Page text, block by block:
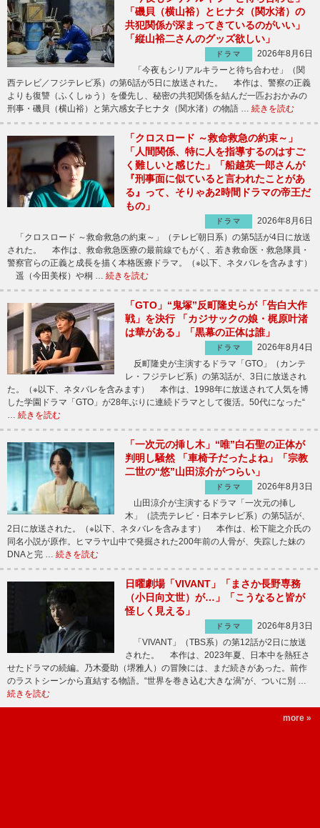
「磯貝（横山裕）とヒナタ（関水渚）の
共犯関係が深まってきているのがいい」
「縦山裕二さんのグッズ欲しい」
ドラマ
2026年8月6日
「今夜もシリアルキラーと待ち合わせ」（関
西テレビ／フジテレビ系）の第6話が5日に放送された。 本作は、警察の正義
よりも復讐（ふくしゅう）を優先し、秘密の共犯関係を結んだ一匹おおかみの
刑事・磯貝（横山裕）と第六感女子ヒナタ（関水渚）の物語 … 続きを読む
「クロスロード ～救命救急の約束～」
「人間関係、特に人を指導するのはすご
く難しいと感じた」「船越英一郎さんが
『刑事面に似ていると言われたことがあ
る』って、そりゃあ2時間ドラマの帝王だ
もの」
ドラマ
2026年8月6日
「クロスロード ～救命救急の約束～」（テレビ朝日系）の第5話が4日に放送
された。 本作は、救命救急医療の最前線でもがく、若き救命医・救急隊員・
警察官らの正義と成長を描く本格医療ドラマ。（※以下、ネタバレを含みます）
遥（今田美桜）や桐 … 続きを読む
「GTO」“鬼塚”反町隆史らが「告白大作
戦」を決行 「カジサックの娘・梶原叶渚
は華がある」「黒幕の正体は誰」
ドラマ
2026年8月4日
反町隆史が主演するドラマ「GTO」（カンテ
レ・フジテレビ系）の第3話が、3日に放送され
た。（※以下、ネタバレを含みます） 本作は、1998年に放送されて人気を博
した学園ドラマ「GTO」が28年ぶりに連続ドラマとして復活。50代になった“
… 続きを読む
「一次元の挿し木」“唯”白石聖の正体が
判明し騒然 「車椅子だったよね」「宗教
二世の“悠”山田涼介がつらい」
ドラマ
2026年8月3日
山田涼介が主演するドラマ「一次元の挿し
木」（読売テレビ・日本テレビ系）の第5話が、
2日に放送された。（※以下、ネタバレを含みます） 本作は、松下龍之介氏の
同名小説が原作。ヒマラヤ山中で発掘された200年前の人骨が、失踪した妹の
DNAと完 … 続きを読む
日曜劇場「VIVANT」「まさか長野専務
（小日向文世）が…」「こうなると皆が
怪しく見える」
ドラマ
2026年8月3日
「VIVANT」（TBS系）の第12話が2日に放送
された。 本作は、2023年夏、日本中を熱狂さ
せたドラマの続編。乃木憂助（堺雅人）の冒険には、まだ続きがあった。前作
のラストシーンから直結する物語。“世界を巻き込む大きな渦”が、ついに別 …
続きを読む
more »